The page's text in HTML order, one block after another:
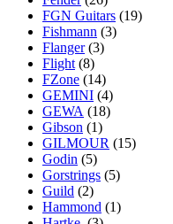
FGN Guitars (19)
Fishmann (3)
Flanger(3)
Flight(8)
FZone (14)
GEMINI (4)
GEWA (18)
Gibson (1)
GILMOUR (15)
Godin (5)
Gorstrings (5)
Guild (2)
Hammond (1)